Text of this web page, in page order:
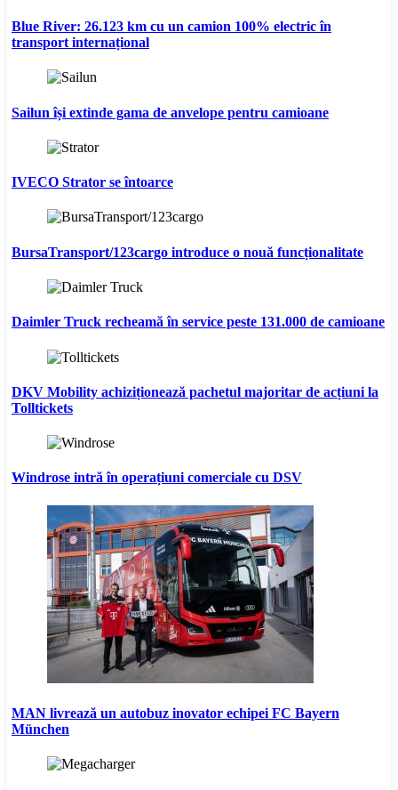
Blue River: 26.123 km cu un camion 100% electric în
transport internațional
Sailun își extinde gama de anvelope pentru camioane
IVECO Strator se întoarce
BursaTransport/123cargo introduce o nouă funcționalitate
Daimler Truck recheamă în service peste 131.000 de camioane
DKV Mobility achiziționează pachetul majoritar de acțiuni la
Tolltickets
Windrose intră în operațiuni comerciale cu DSV
MAN livrează un autobuz inovator echipei FC Bayern
München